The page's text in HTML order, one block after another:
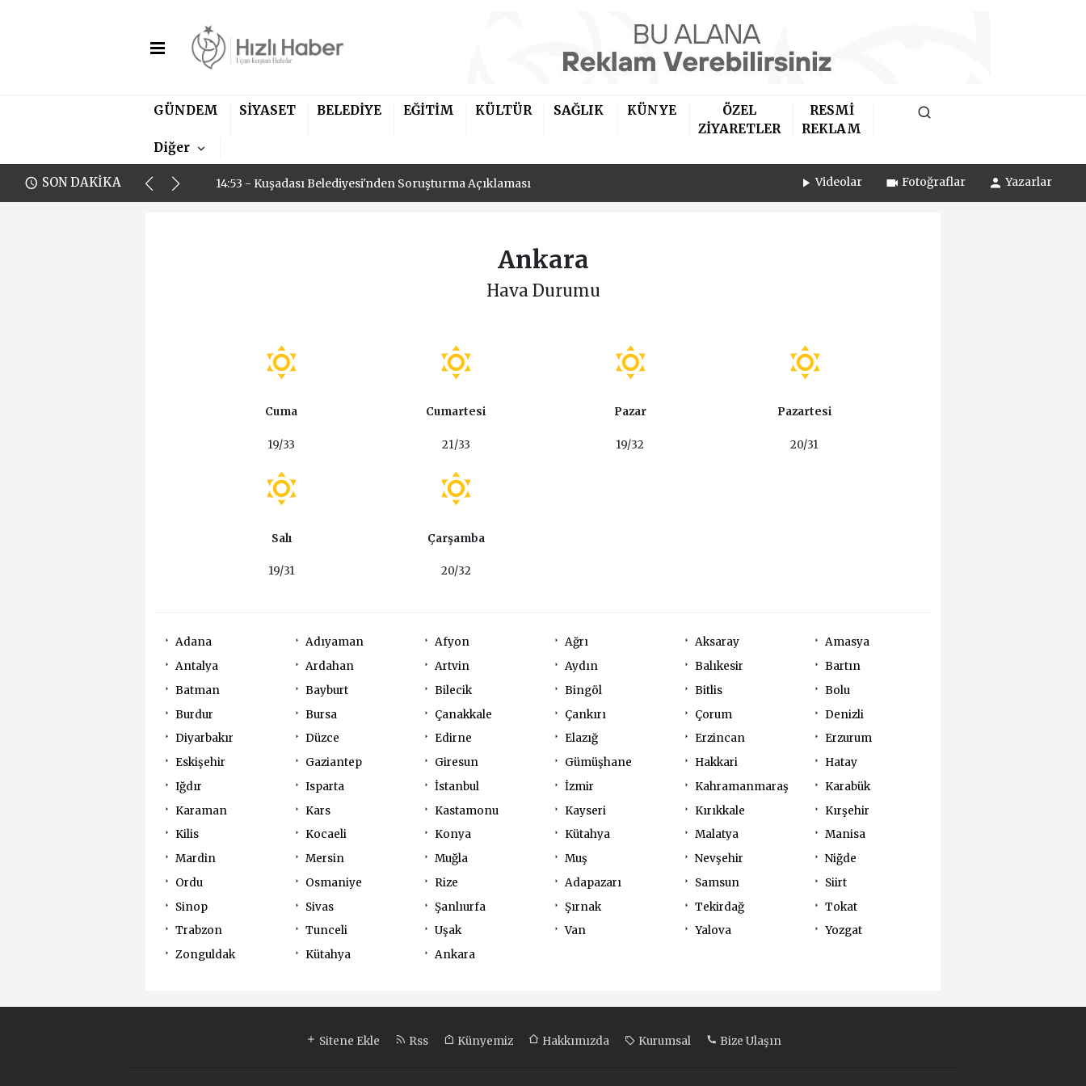
GÜNDEM SİYASET BELEDİYE EĞİTİM KÜLTÜR SAĞLIK KÜNYE
ÖZEL
ZİYARETLER
RESMİ
REKLAM
Diğer
SON DAKİKA
14:53 - Kuşadası Belediyesi'nden Soruşturma Açıklaması
14:53 - Kuşadası Belediyesi'nden Soruşturma Açıklaması Videolar Fotoğraflar Yazarlar
Ankara
Hava Durumu
Cuma
19/33
Cumartesi
21/33
Pazar
19/32
Pazartesi
20/31
Salı
19/31
Çarşamba
20/32
Adana Adıyaman Afyon Ağrı Aksaray
Amasya
Antalya
Ardahan Artvin Aydın Balıkesir
Bartın
Batman
Bayburt Bilecik Bingöl Bitlis
Bolu
Burdur
Bursa Çanakkale Çankırı Çorum
Denizli
Diyarbakır
Düzce Edirne Elazığ Erzincan
Erzurum
Eskişehir
Gaziantep Giresun Gümüşhane Hakkari
Hatay
Iğdır
Isparta İstanbul İzmir Kahramanmaraş
Karabük
Karaman
Kars Kastamonu Kayseri Kırıkkale
Kırşehir
Kilis
Kocaeli Konya Kütahya Malatya
Manisa
Mardin
Mersin Muğla Muş Nevşehir
Niğde
Ordu
Osmaniye Rize Adapazarı Samsun
Siirt
Sinop
Sivas Şanlıurfa Şırnak Tekirdağ
Tokat
Trabzon
Tunceli Uşak Van Yalova
Yozgat
Zonguldak
Kütahya Ankara
Sitene Ekle Rss Künyemiz Hakkımızda Kurumsal Bize Ulaşın